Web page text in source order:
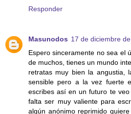
Responder
Masunodos 17 de diciembre
Espero sinceramente no sea el
de muchos, tienes un mundo
retratas muy bien la angustia,
sensible pero a la vez fuerte
escribes así en un futuro te
falta ser muy valiente para
algún anónimo reprimido